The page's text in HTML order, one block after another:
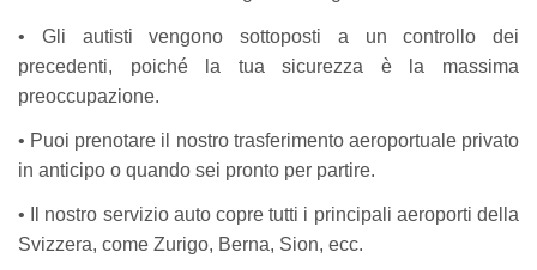
• Gli autisti vengono sottoposti a un controllo dei
precedenti, poiché la tua sicurezza è la massima
preoccupazione.
• Puoi prenotare il nostro trasferimento aeroportuale privato
in anticipo o quando sei pronto per partire.
• Il nostro servizio auto copre tutti i principali aeroporti della
Svizzera, come Zurigo, Berna, Sion, ecc.